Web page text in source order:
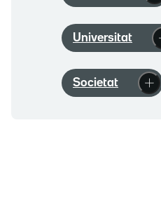
Universitat
Societat